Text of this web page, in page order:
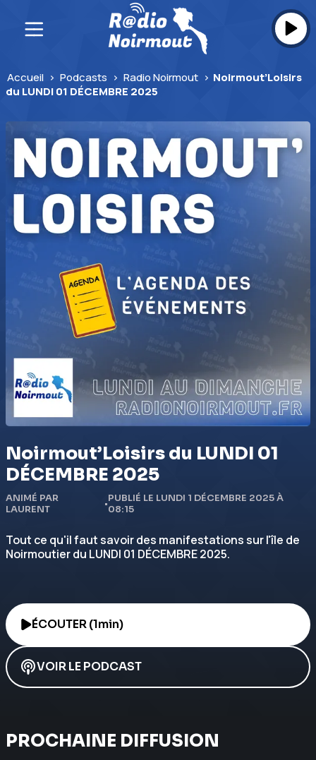
Accueil > Podcasts > Radio Noirmout > Noirmout’Loisirs
du LUNDI 01 DÉCEMBRE 2025
Noirmout’Loisirs du LUNDI 01
DÉCEMBRE 2025
ANIMÉ PAR
LAURENT
•PUBLIÉ LE LUNDI 1 DÉCEMBRE 2025 À
08:15
Tout ce qu'il faut savoir des manifestations sur l'île de
Noirmoutier du LUNDI 01 DÉCEMBRE 2025.
ÉCOUTER (1min)
VOIR LE PODCAST
PROCHAINE DIFFUSION